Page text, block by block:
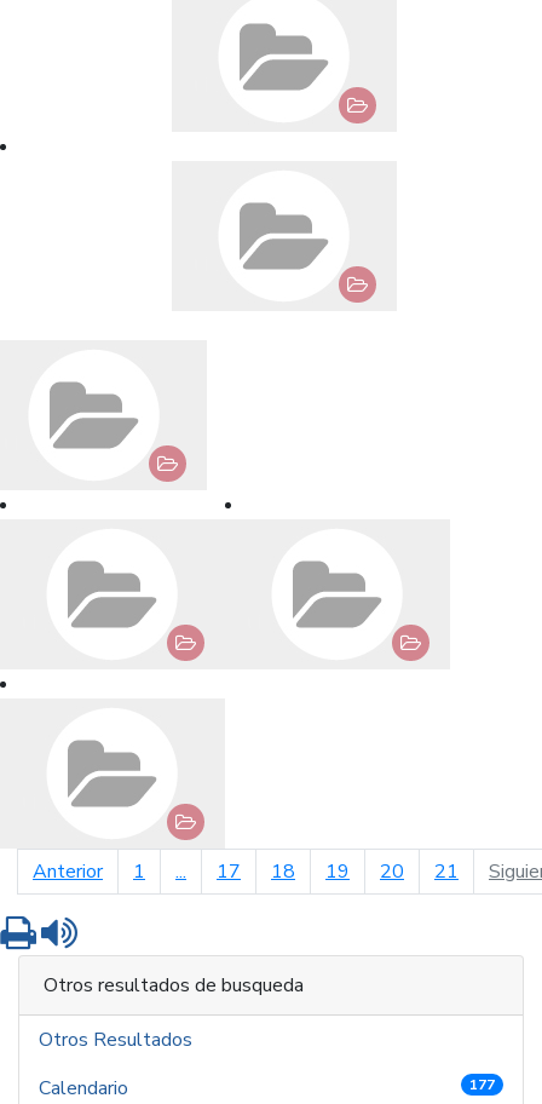
Anteriorpágina anterior
1 ... 17 18 19 20 21
Imprimir
Otros resultados de busqueda
Otros Resultados
Calendario
177